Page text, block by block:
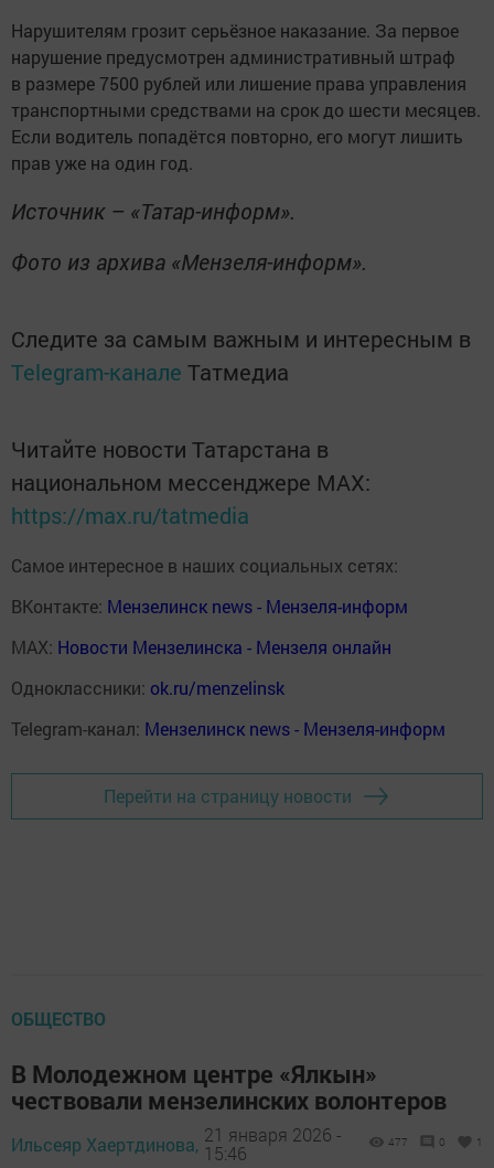
Нарушителям грозит серьёзное наказание. За первое
нарушение предусмотрен административный штраф
в размере 7500 рублей или лишение права управления
транспортными средствами на срок до шести месяцев.
Если водитель попадётся повторно, его могут лишить
прав уже на один год.
Источник – «Татар-информ».
Фото из архива «Мензеля-информ».
Следите за самым важным и интересным в
Telegram-канале Татмедиа
Читайте новости Татарстана в
национальном мессенджере MАХ:
https://max.ru/tatmedia
Самое интересное в наших социальных сетях:
ВКонтакте: Мензелинск news - Мензеля-информ
MAX: Новости Мензелинска - Мензеля онлайн
Одноклассники: ok.ru/menzelinsk
Telegram-канал: Мензелинск news - Мензеля-информ
Перейти на страницу новости
ОБЩЕСТВО
В Молодежном центре «Ялкын»
чествовали мензелинских волонтеров
Ильсеяр Хаертдинова, 21 января 2026 -
15:46
477 0 1